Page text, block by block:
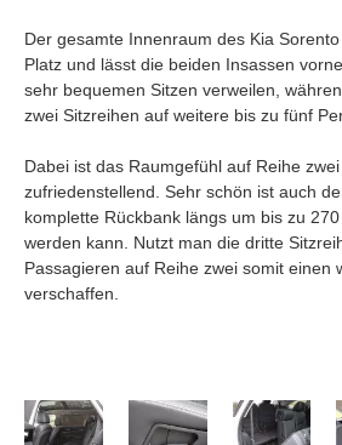
Der gesamte Innenraum des Kia
Platz und lässt die beiden Insassen
sehr bequemen Sitzen verweilen,
zwei Sitzreihen auf weitere bis zu fünf
Dabei ist das Raumgefühl auf Reihe
zufriedenstellend. Sehr schön ist auch
komplette Rückbank längs um bis zu
werden kann. Nutzt man die dritte
Passagieren auf Reihe zwei somit einen
verschaffen.